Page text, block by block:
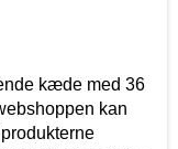
kæde med 36
kan